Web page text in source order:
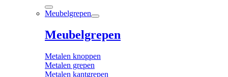
Meubelgrepen
Meubelgrepen
Metalen knoppen
Metalen grepen
Metalen kantgrepen